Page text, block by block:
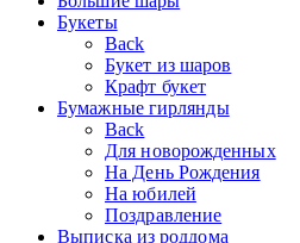
Букеты
Back
Букет из шаров
Крафт букет
Бумажные гирлянды
Back
Для новорожденных
На День Рождения
На юбилей
Поздравление
Выписка из роддома